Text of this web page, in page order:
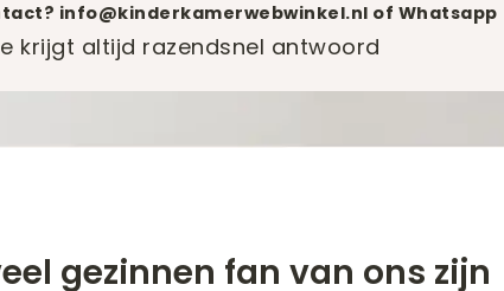
info@kinderkamerwebwinkel.nl of Whatsapp
krijgt altijd razendsnel antwoord
gezinnen fan van ons zijn